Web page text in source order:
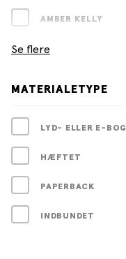
AMBER KELLY
Se flere
MATERIALETYPE
LYD- ELLER E-BOG
HÆFTET
PAPERBACK
INDBUNDET